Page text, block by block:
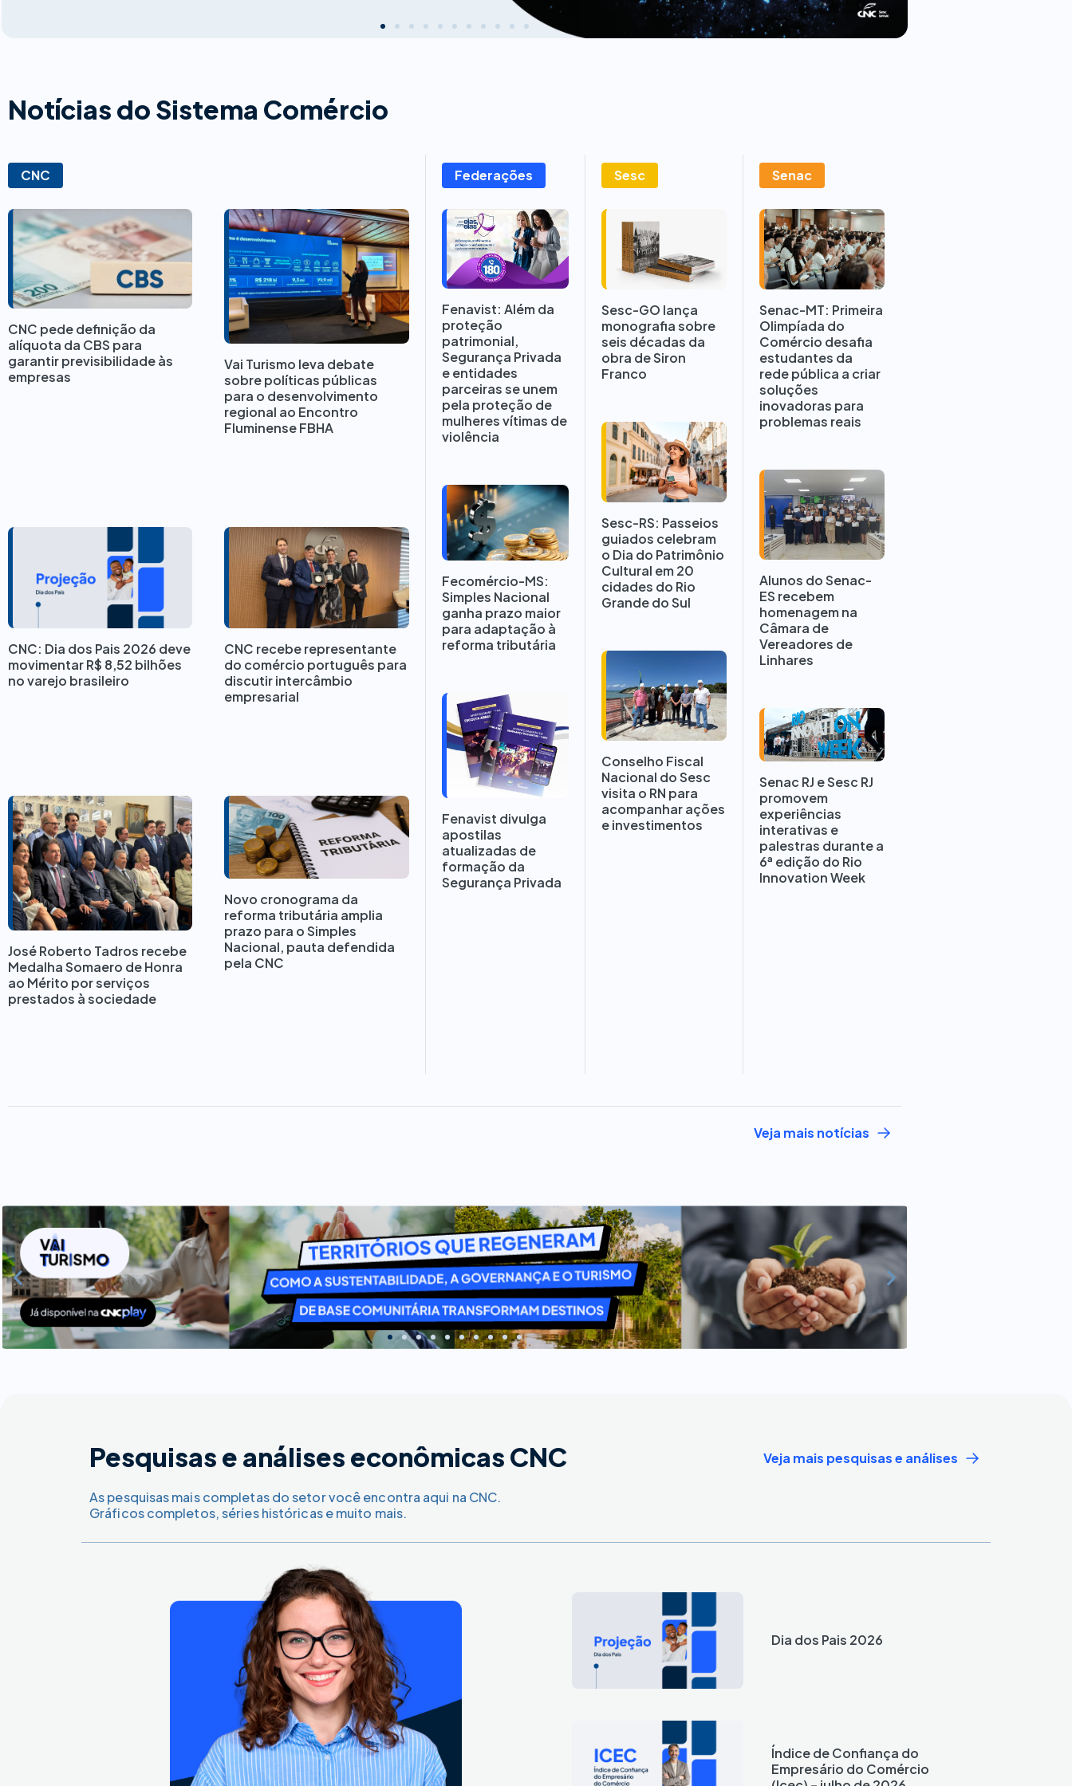
Conheça o
disponível no Portal, é só clicar no
botão de WhatsApp!
Notícias do Sistema Comércio
CNC
CNC pede definição da
alíquota da CBS para
garantir previsibilidade às
empresas
Vai Turismo leva debate
sobre políticas públicas
para o desenvolvimento
regional ao Encontro
Fluminense FBHA
CNC: Dia dos Pais 2026 deve
movimentar R$ 8,52 bilhões
no varejo brasileiro
CNC recebe representante
do comércio português para
discutir intercâmbio
empresarial
José Roberto Tadros recebe
Medalha Somaero de Honra
ao Mérito por serviços
prestados à sociedade
Novo cronograma da
reforma tributária amplia
prazo para o Simples
Nacional, pauta defendida
pela CNC
Federações
Fenavist: Além da
proteção
patrimonial,
Segurança Privada
e entidades
parceiras se unem
pela proteção de
mulheres vítimas de
violência
Fecomércio-MS:
Simples Nacional
ganha prazo maior
para adaptação à
reforma tributária
Fenavist divulga
apostilas
atualizadas de
formação da
Segurança Privada
Sesc
Sesc-GO lança
monografia sobre
seis décadas da
obra de Siron
Franco
Sesc-RS: Passeios
guiados celebram
o Dia do Patrimônio
Cultural em 20
cidades do Rio
Grande do Sul
Conselho Fiscal
Nacional do Sesc
visita o RN para
acompanhar ações
e investimentos
Senac
Senac-MT: Primeira
Olimpíada do
Comércio desafia
estudantes da
rede pública a criar
soluções
inovadoras para
problemas reais
Alunos do Senac-
ES recebem
homenagem na
Câmara de
Vereadores de
Linhares
Senac RJ e Sesc RJ
promovem
experiências
interativas e
palestras durante a
6ª edição do Rio
Innovation Week
Veja mais notícias
Pesquisas e análises econômicas CNC
As pesquisas mais completas do setor você encontra aqui na CNC.
Gráficos completos, séries históricas e muito mais.
Veja mais pesquisas e análises
Dia dos Pais 2026
Índice de Confiança do
Empresário do Comércio